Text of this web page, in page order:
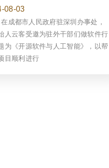
08-03
成都市人民政府驻深圳办事处，
人云客受邀为驻外干部们做软件行
为《开源软件与人工智能》，以帮
目顺利进行